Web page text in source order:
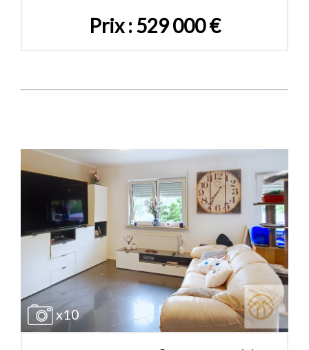
Prix : 529 000 €
x10